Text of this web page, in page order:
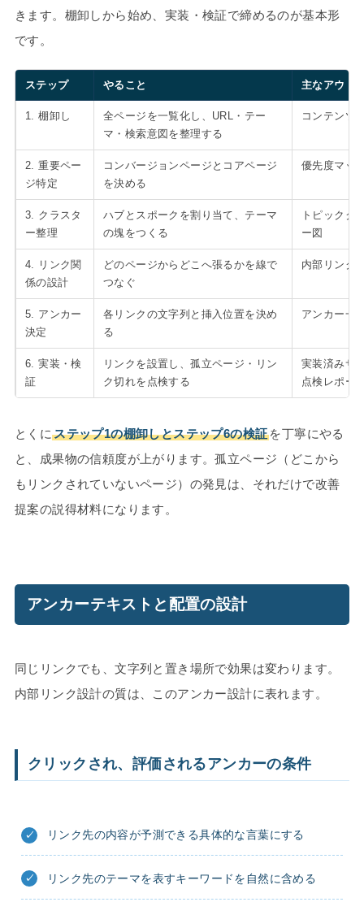
きます。棚卸しから始め、実装・検証で締めるのが基本形
です。
ステップ やること 主なアウト
1. 棚卸し
全ページを一覧化し、URL・テー
マ・検索意図を整理する
コンテンツ
2. 重要ペー
ジ特定
コンバージョンページとコアページ
を決める
優先度マッ
3. クラスタ
ー整理
ハブとスポークを割り当て、テーマ
の塊をつくる
トピックク
ー図
4. リンク関
係の設計
どのページからどこへ張るかを線で
つなぐ
内部リンク
5. アンカー
決定
各リンクの文字列と挿入位置を決め
る
アンカー一
6. 実装・検
証
リンクを設置し、孤立ページ・リン
ク切れを点検する
実装済みサ
点検レポー
とくにステップ1の棚卸しとステップ6の検証 を丁寧にやる
と、成果物の信頼度が上がります。孤立ページ（どこから
もリンクされていないページ）の発見は、それだけで改善
提案の説得材料になります。
アンカーテキストと配置の設計
同じリンクでも、文字列と置き場所で効果は変わります。
内部リンク設計の質は、このアンカー設計に表れます。
クリックされ、評価されるアンカーの条件
リンク先の内容が予測できる具体的な言葉にする
リンク先のテーマを表すキーワードを自然に含める